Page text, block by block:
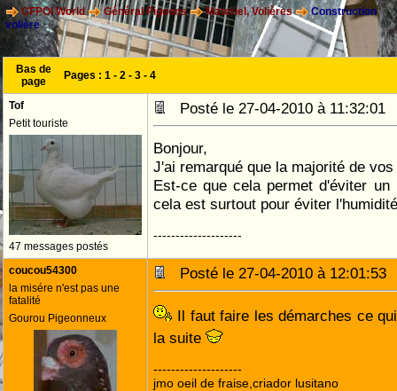
CFPOI World Général Pigeons Materiel, Volières
Construction
volière
Bas de
page
Pages : 1 - 2 - 3 - 4
Tof
Petit touriste
47 messages postés
Posté le 27-04-2010 à
Bonjour,
J'ai remarqué que la majorité de
Est-ce que cela permet d'éviter
cela est surtout pour éviter
--------------------
coucou54300
la misére n'est pas une
fatalité
Gourou Pigeonneux
Posté le 27-04-2010 à
Il faut faire les démarches ce
la suite
--------------------
jmo oeil de fraise,criador lusitano